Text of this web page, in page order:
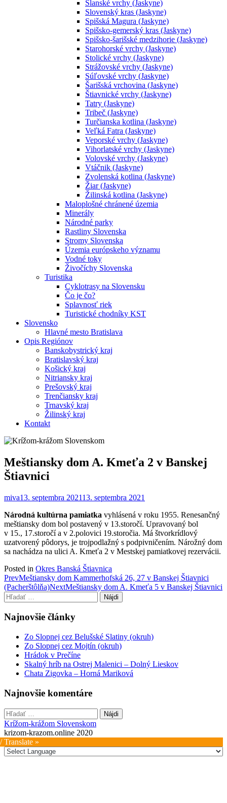
Slanské vrchy (Jaskyne)
Slovenský kras (Jaskyne)
Spišská Magura (Jaskyne)
Spišsko-gemerský kras (Jaskyne)
Spišsko-šarišské medzihorie (Jaskyne)
Starohorské vrchy (Jaskyne)
Stolické vrchy (Jaskyne)
Strážovské vrchy (Jaskyne)
Súľovské vrchy (Jaskyne)
Šarišská vrchovina (Jaskyne)
Štiavnické vrchy (Jaskyne)
Tatry (Jaskyne)
Tribeč (Jaskyne)
Turčianska kotlina (Jaskyne)
Veľká Fatra (Jaskyne)
Veporské vrchy (Jaskyne)
Vihorlatské vrchy (Jaskyne)
Volovské vrchy (Jaskyne)
Vtáčnik (Jaskyne)
Zvolenská kotlina (Jaskyne)
Žiar (Jaskyne)
Žilinská kotlina (Jaskyne)
Maloplošné chránené územia
Minerály
Národné parky
Rastliny Slovenska
Stromy Slovenska
Územia európskeho významu
Vodné toky
Živočíchy Slovenska
Turistika
Cyklotrasy na Slovensku
Čo je čo?
Splavnosť riek
Turistické chodníky KST
Slovensko
Hlavné mesto Bratislava
Opis Regiónov
Banskobystrický kraj
Bratislavský kraj
Košický kraj
Nitriansky kraj
Prešovský kraj
Trenčiansky kraj
Trnavský kraj
Žilinský kraj
Kontakt
Meštiansky dom A. Kmeťa 2 v Banskej
Štiavnici
miva13. septembra 202113. septembra 2021
Národná kultúrna pamiatka vyhlásená v roku 1955. Renesančný
meštiansky dom bol postavený v 13.storočí. Upravovaný bol
v 15., 17.storočí a v 2.polovici 19.storočia. Má štvorkrídlový
uzatvorený pôdorys, je trojpodlažný s podpivničením. Nárožný dom
sa nachádza na ulici A. Kmeťa 2 v Mestskej pamiatkovej rezervácii.
Posted in Okres Banská Štiavnica
Post
navigation
PrevMeštiansky dom Kammerhofská 26, 27 v Banskej Štiavnici
(Pacherštôlňa)NextMeštiansky dom A. Kmeťa 5 v Banskej Štiavnici
Hľadať:
Najnovšie články
Zo Slopnej cez Belušské Slatiny (okruh)
Zo Slopnej cez Mojtín (okruh)
Hrádok v Prečíne
Skalný hríb na Ostrej Malenici – Dolný Lieskov
Chata Zigovka – Horná Mariková
Najnovšie komentáre
Hľadať:
Krížom-krážom Slovenskom
krizom-krazom.online 2020
Translate »